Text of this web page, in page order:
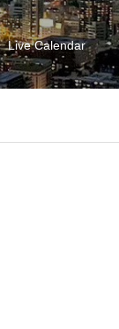
Live Calendar